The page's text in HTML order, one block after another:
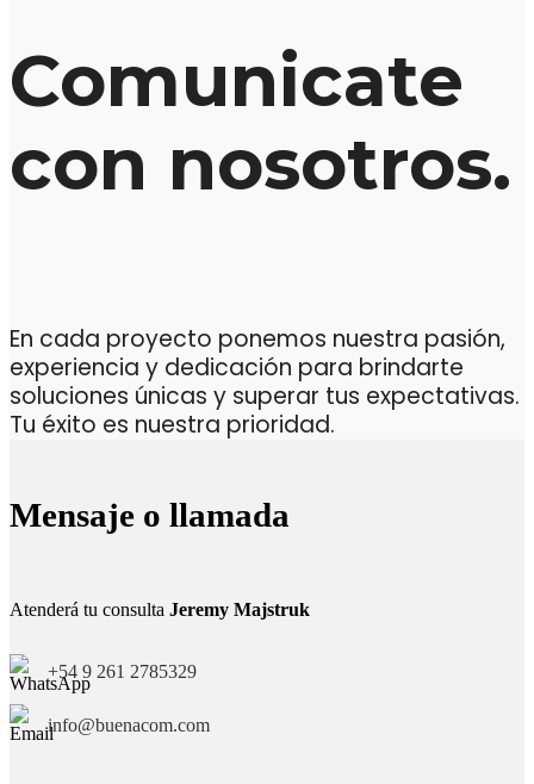
Comunicate
con nosotros.
En cada proyecto ponemos nuestra pasión,
experiencia y dedicación para brindarte
soluciones únicas y superar tus expectativas.
Tu éxito es nuestra prioridad.
Mensaje o llamada
Atenderá tu consulta Jeremy Majstruk
+54 9 261 2785329
info@buenacom.com